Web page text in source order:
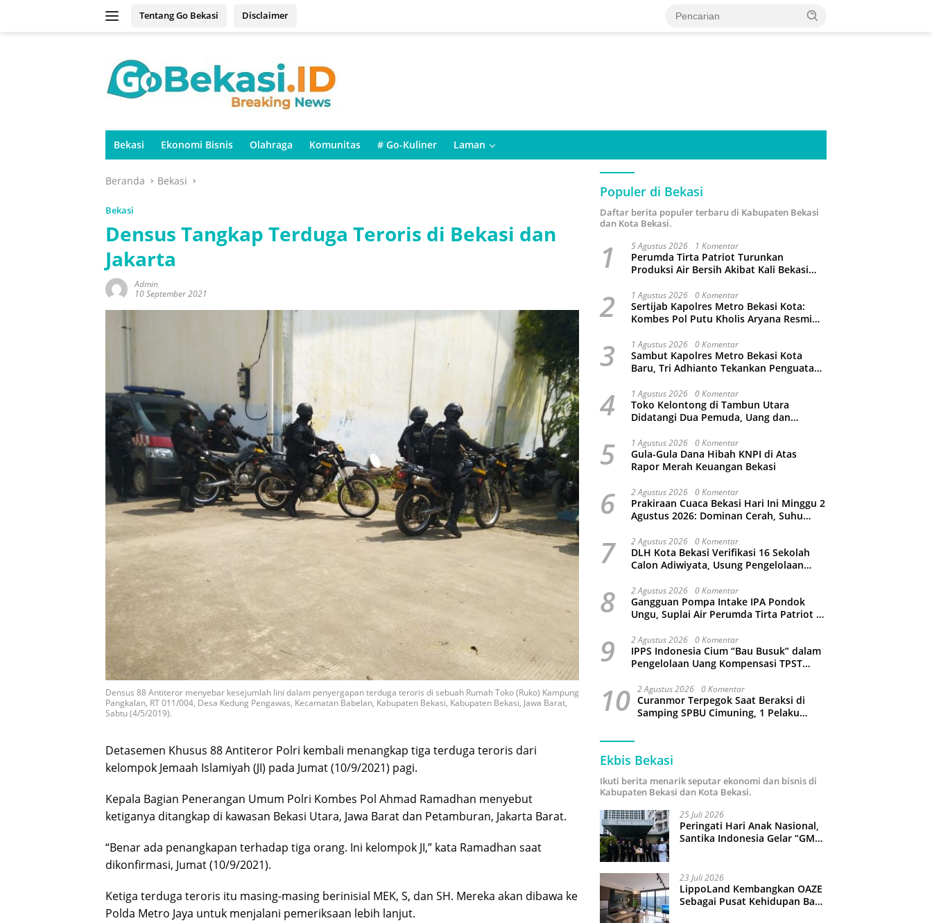
Tentang Go Bekasi Disclaimer
Bekasi Ekonomi Bisnis Olahraga Komunitas # Go-Kuliner Laman
Beranda Bekasi
Bekasi
Densus Tangkap Terduga Teroris di Bekasi dan
Jakarta
Admin
10 September 2021
Densus 88 Antiteror menyebar kesejumlah lini dalam penyergapan terduga teroris di sebuah Rumah Toko (Ruko) Kampung
Pangkalan, RT 011/004, Desa Kedung Pengawas, Kecamatan Babelan, Kabupaten Bekasi, Kabupaten Bekasi, Jawa Barat,
Sabtu (4/5/2019).
Detasemen Khusus 88 Antiteror Polri kembali menangkap tiga terduga teroris dari
kelompok Jemaah Islamiyah (JI) pada Jumat (10/9/2021) pagi.
Kepala Bagian Penerangan Umum Polri Kombes Pol Ahmad Ramadhan menyebut
ketiganya ditangkap di kawasan Bekasi Utara, Jawa Barat dan Petamburan, Jakarta Barat.
“Benar ada penangkapan terhadap tiga orang. Ini kelompok JI,” kata Ramadhan saat
dikonfirmasi, Jumat (10/9/2021).
Ketiga terduga teroris itu masing-masing berinisial MEK, S, dan SH. Mereka akan dibawa ke
Polda Metro Jaya untuk menjalani pemeriksaan lebih lanjut.
Populer di Bekasi
Daftar berita populer terbaru di Kabupaten Bekasi
dan Kota Bekasi.
1 5 Agustus 2026 1 Komentar
Perumda Tirta Patriot Turunkan
Produksi Air Bersih Akibat Kali Bekasi
2 1 Agustus 2026 0 Komentar
Sertijab Kapolres Metro Bekasi Kota:
Kombes Pol Putu Kholis Aryana Resmi
Bintoro
3 1 Agustus 2026 0 Komentar
Sambut Kapolres Metro Bekasi Kota
Baru, Tri Adhianto Tekankan Penguatan
4 1 Agustus 2026 0 Komentar
Toko Kelontong di Tambun Utara
Didatangi Dua Pemuda, Uang dan
5 1 Agustus 2026 0 Komentar
Gula-Gula Dana Hibah KNPI di Atas
Rapor Merah Keuangan Bekasi
6 2 Agustus 2026 0 Komentar
Prakiraan Cuaca Bekasi Hari Ini Minggu 2
Agustus 2026: Dominan Cerah, Suhu
7 2 Agustus 2026 0 Komentar
DLH Kota Bekasi Verifikasi 16 Sekolah
Calon Adiwiyata, Usung Pengelolaan
8 2 Agustus 2026 0 Komentar
Gangguan Pompa Intake IPA Pondok
Ungu, Suplai Air Perumda Tirta Patriot di
9 2 Agustus 2026 0 Komentar
IPPS Indonesia Cium “Bau Busuk” dalam
Pengelolaan Uang Kompensasi TPST
10 2 Agustus 2026 0 Komentar
Curanmor Terpegok Saat Beraksi di
Samping SPBU Cimuning, 1 Pelaku
Ekbis Bekasi
Ikuti berita menarik seputar ekonomi dan bisnis di
Kabupaten Bekasi dan Kota Bekasi.
25 Juli 2026
Peringati Hari Anak Nasional,
Santika Indonesia Gelar “GM
23 Juli 2026
LippoLand Kembangkan OAZE
Sebagai Pusat Kehidupan Baru